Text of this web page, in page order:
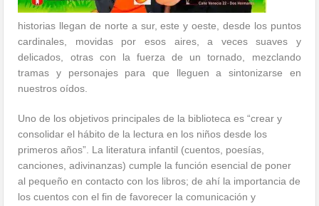
historias llegan de norte a sur, este y oeste, desde los puntos
cardinales, movidas por esos aires, a veces suaves y
delicados, otras con la fuerza de un tornado, mezclando
tramas y personajes para que lleguen a sintonizarse en
nuestros oídos.
Uno de los objetivos principales de la biblioteca es “crear y
consolidar el hábito de la lectura en los niños desde los
primeros años”. La literatura infantil (cuentos, poesías,
canciones, adivinanzas) cumple la función esencial de poner
al pequeño en contacto con los libros; de ahí la importancia de
los cuentos con el fin de favorecer la comunicación y